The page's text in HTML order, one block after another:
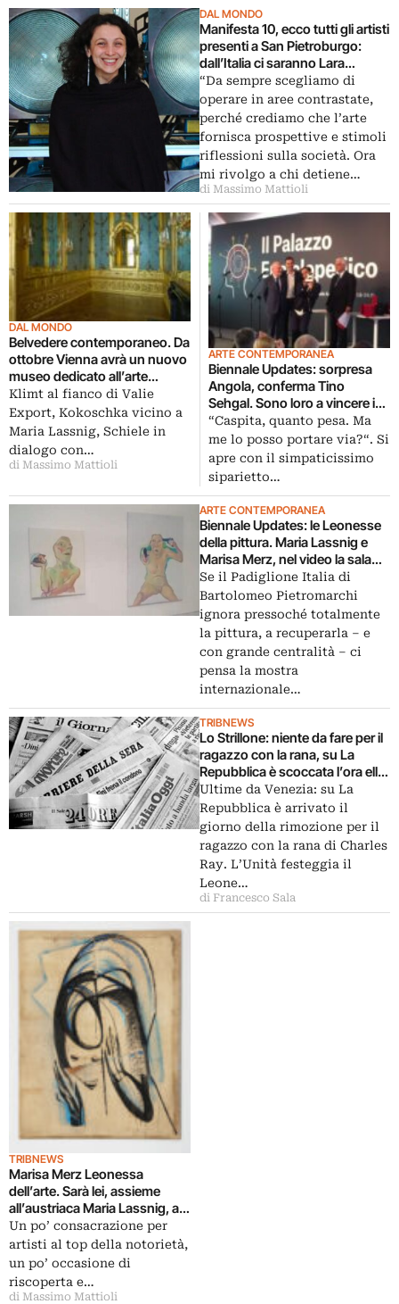
DAL MONDO
Manifesta 10, ecco tutti gli artisti
presenti a San Pietroburgo:
dall’Italia ci saranno Lara
Favaretto e Paola Pivi.
Prestigioso l’elenco, da Marlene
Dumas a Thomas Hirschhorn,
da Francis Alÿs a Ragnar
Kjartansson
“Da sempre scegliamo di
operare in aree contrastate,
perché crediamo che l’arte
fornisca prospettive e stimoli
riflessioni sulla società. Ora
mi rivolgo a chi detiene…
di Massimo Mattioli
DAL MONDO
Belvedere contemporaneo. Da
ottobre Vienna avrà un nuovo
museo dedicato all’arte
attuale: location da sogno il
Palazzo d’Inverno del Principe
Eugenio di Savoia
Klimt al fianco di Valie
Export, Kokoschka vicino a
Maria Lassnig, Schiele in
dialogo con…
di Massimo Mattioli
ARTE CONTEMPORANEA
Biennale Updates: sorpresa
Angola, conferma Tino
Sehgal. Sono loro a vincere i
Leoni d’Oro, mentre il Leone
d’Argento per il miglior
giovane va alla francese
Camille Henrot. per l’Italia
menzione a Roberto Cuoghi
“Caspita, quanto pesa. Ma
me lo posso portare via?“. Si
apre con il simpaticissimo
siparietto…
ARTE CONTEMPORANEA
Biennale Updates: le Leonesse
della pittura. Maria Lassnig e
Marisa Merz, nel video la sala
del “Palazzo Enciclopedico”
con le due artiste premiate alla
Carriera
Se il Padiglione Italia di
Bartolomeo Pietromarchi
ignora pressoché totalmente
la pittura, a recuperarla – e
con grande centralità – ci
pensa la mostra
internazionale…
TRIBNEWS
Lo Strillone: niente da fare per il
ragazzo con la rana, su La
Repubblica è scoccata l’ora ella
rimozione da Punta della
Dogana. E poi in mostra la
strana coppia Tintoretto –
Vedova, autoritratti d’autore per
Zavattini a Milano, il falso mito
dei giardini pensili di Babilonia…
Ultime da Venezia: su La
Repubblica è arrivato il
giorno della rimozione per il
ragazzo con la rana di Charles
Ray. L’Unità festeggia il
Leone…
di Francesco Sala
TRIBNEWS
Marisa Merz Leonessa
dell’arte. Sarà lei, assieme
all’austriaca Maria Lassnig, a
ricevere il Leone d’oro alla
carriera della Biennale Arte di
Venezia
Un po’ consacrazione per
artisti al top della notorietà,
un po’ occasione di
riscoperta e…
di Massimo Mattioli